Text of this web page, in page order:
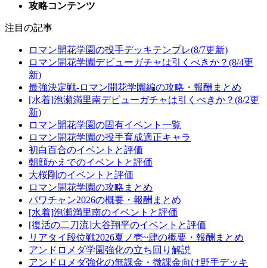
攻略コンテンツ
注目の記事
ロマン開花学園の投手デッキテンプレ(8/7更新)
ロマン開花学園デビューガチャは引くべきか？(8/4更
新)
最強決定戦-ロマン開花学園編の攻略・報酬まとめ
[水着]泡瀬満里南デビューガチャは引くべきか？(8/2更
新)
ロマン開花学園の固有イベント一覧
ロマン開花学園の投手育成適正キャラ
初白百合のイベントと評価
朝顔かえでのイベントと評価
大桜剛のイベントと評価
ロマン開花学園の攻略まとめ
パワチャン2026の概要・報酬まとめ
[水着]泡瀬満里南のイベントと評価
[復活の二刀流]大谷翔平のイベントと評価
リアタイ段位戦2026夏ノ壱~肆の概要・報酬まとめ
アンドロメダ学園強化の立ち回り解説
アンドロメダ強化の無課金・微課金向け野手デッキ